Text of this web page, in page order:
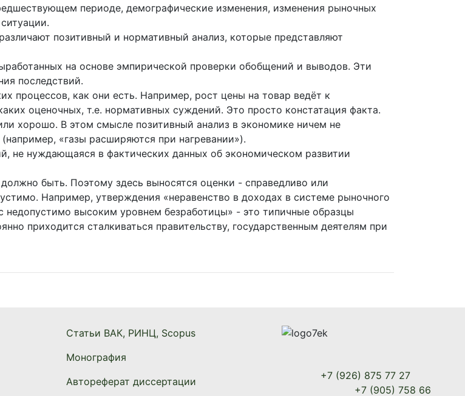
периоде, демографические изменения, изменения рыночных
позитивный и нормативный анализ, которые представляют
на основе эмпирической проверки обобщений и выводов. Эти
последствий.
процессов, как они есть. Например, рост цены на товар ведёт к
оценочных, т.е. нормативных суждений. Это просто констатация факта.
хорошо. В этом смысле позитивный анализ в экономике ничем не
«газы расширяются при нагревании»).
не нуждающаяся в фактических данных об экономическом развитии
быть. Поэтому здесь выносятся оценки - справедливо или
Например, утверждения «неравенство в доходах в системе рыночного
недопустимо высоким уровнем безработицы» - это типичные образцы
приходится сталкиваться правительству, государственным деятелям при
Статьи ВАК, РИНЦ, Scopus
Монография
Автореферат диссертации
+7 (926) 875 77 27
+7 (905) 758 66